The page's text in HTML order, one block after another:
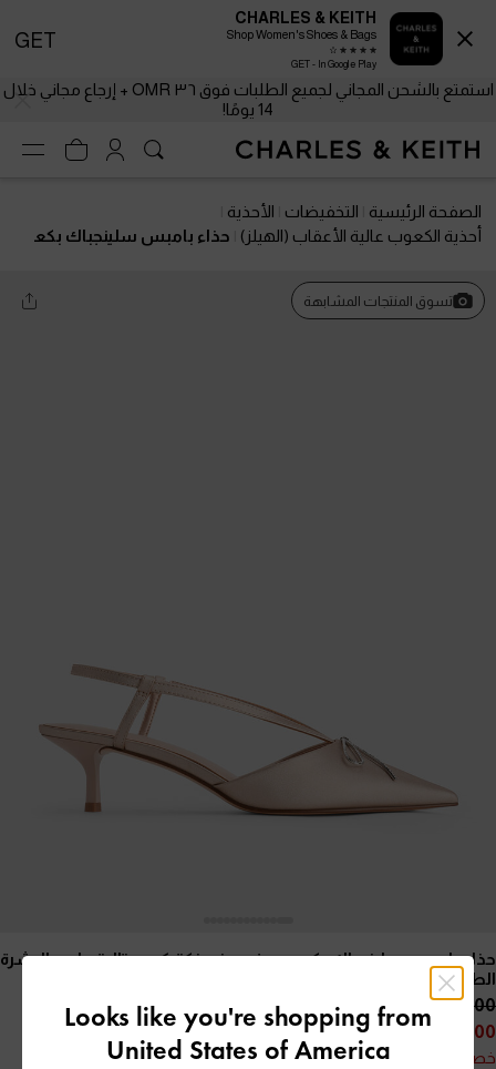
استمتع بالشحن المجاني لجميع الطلبات فوق ٣٦ OMR + إرجاع مجاني خلال
14 يومًا!
الصفحة الرئيسية التخفيضات
الأحذية
أحذية الكعوب عالية الأعقاب (الهيلز)
حذاء بامبس سلينجباك بكع
تسوق المنتجات المشابهة
حذاء بامبس سلينجباك بكعب صغير وفيونكة كريستالية- لون البشرة
الطبيعي
42.00 OMR
25.00 OMR
خصم 40%
CHARLES & KEITH
Shop Women's Shoes & Bags
GET - In Google Play
GET
Looks like you're shopping from
United States of America